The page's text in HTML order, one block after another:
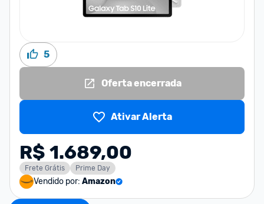
5
Oferta encerrada
Ativar Alerta
R$ 1.689,00
Frete Grátis Prime Day
Vendido por: Amazon